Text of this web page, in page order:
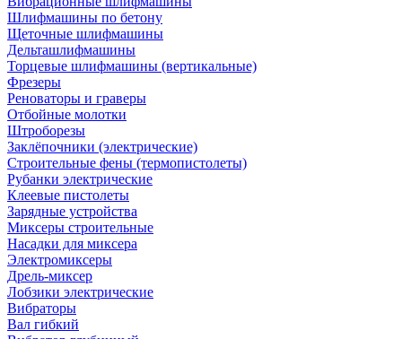
Шлифмашины по бетону
Щеточные шлифмашины
Дельташлифмашины
Торцевые шлифмашины (вертикальные)
Фрезеры
Реноваторы и граверы
Отбойные молотки
Штроборезы
Заклёпочники (электрические)
Строительные фены (термопистолеты)
Рубанки электрические
Клеевые пистолеты
Зарядные устройства
Миксеры строительные
Насадки для миксера
Электромиксеры
Дрель-миксер
Лобзики электрические
Вибраторы
Вал гибкий